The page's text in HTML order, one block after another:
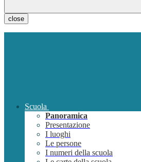
close
Scuola
Panoramica
Presentazione
I luoghi
Le persone
I numeri della scuola